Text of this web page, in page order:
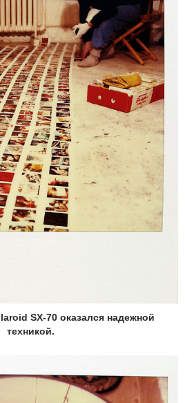
SX-70 оказался надежной
техникой.